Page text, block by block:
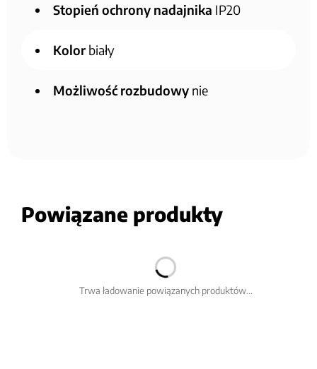
Stopień ochrony nadajnika IP20
Kolor biały
Możliwość rozbudowy nie
Powiązane produkty
Trwa ładowanie powiązanych produktów...